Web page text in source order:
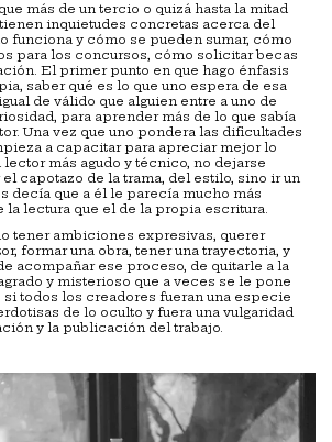
más de un tercio o quizá hasta la mitad
inquietudes concretas acerca del
funciona y cómo se pueden sumar, cómo
para los concursos, cómo solicitar becas
El primer punto en que hago énfasis
saber qué es lo que uno espera de esa
de válido que alguien entre a uno de
para aprender más de lo que sabía
Una vez que uno pondera las dificultades
a capacitar para apreciar mejor lo
lector más agudo y técnico, no dejarse
capotazo de la trama, del estilo, sino ir un
decía que a él le parecía mucho más
lectura que el de la propia escritura.
tener ambiciones expresivas, querer
formar una obra, tener una trayectoria, y
acompañar ese proceso, de quitarle a la
y misterioso que a veces se le pone
todos los creadores fueran una especie
de lo oculto y fuera una vulgaridad
y la publicación del trabajo.